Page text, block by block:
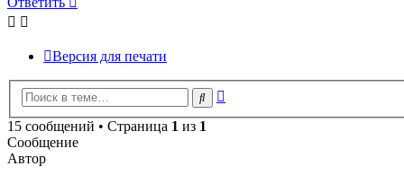
Версия для печати
Поиск
15 сообщений • Страница 1 из 1
Сообщение
Автор